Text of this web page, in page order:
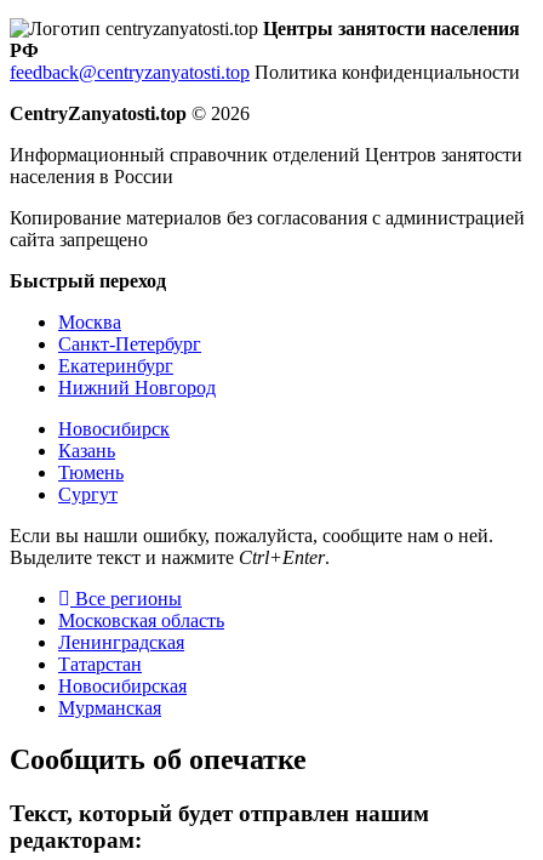
Центры занятости населения
РФ
feedback@centryzanyatosti.top Политика конфиденциальности
CentryZanyatosti.top © 2026
Информационный справочник отделений Центров занятости
населения в России
Копирование материалов без согласования с администрацией
сайта запрещено
Быстрый переход
Москва
Санкт-Петербург
Екатеринбург
Нижний Новгород
Новосибирск
Казань
Тюмень
Сургут
Если вы нашли ошибку, пожалуйста, сообщите нам о ней.
Выделите текст и нажмите Ctrl+Enter.
Все регионы
Московская область
Ленинградская
Татарстан
Новосибирская
Мурманская
Сообщить об опечатке
Текст, который будет отправлен нашим
редакторам: